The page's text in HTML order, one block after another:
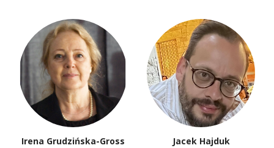
Irena Grudzińska-Gross Jacek Hajduk